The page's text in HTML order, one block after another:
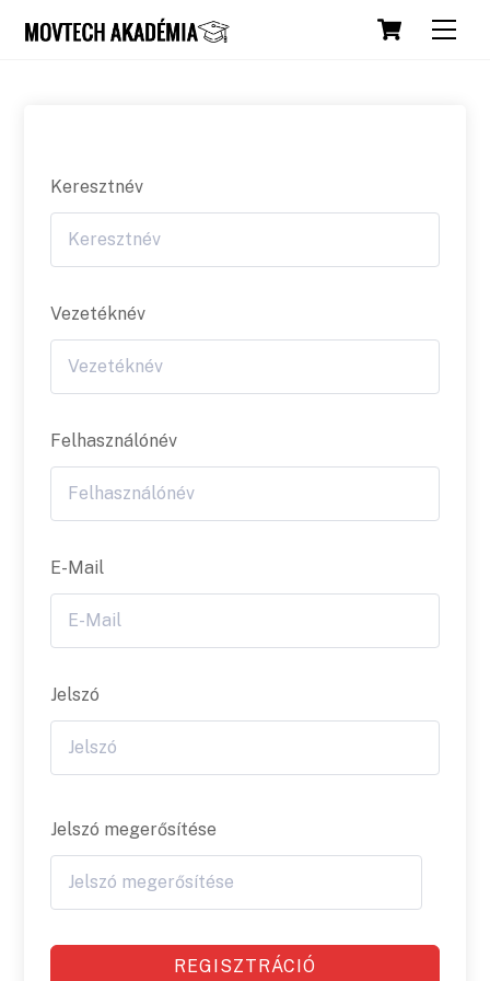
Cart
Keresztnév
Vezetéknév
Felhasználónév
E-Mail
Jelszó
Jelszó megerősítése
REGISZTRÁCIÓ